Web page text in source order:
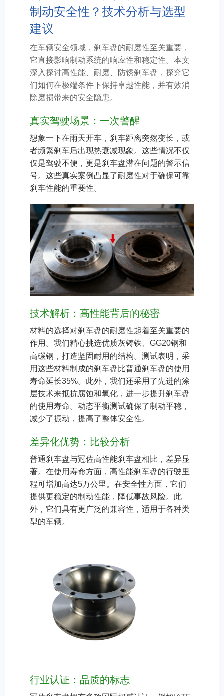
制动安全性？技术分析与选型
建议
在车辆安全领域，刹车盘的耐磨性至关重要，
它直接影响制动系统的响应性和稳定性。本文
深入探讨高性能、耐磨、防锈刹车盘，探究它
们如何在极端条件下保持卓越性能，并有效消
除磨损带来的安全隐患。
真实驾驶场景：一次警醒
想象一下在雨天开车，刹车距离突然变长，或
者频繁刹车后出现热衰减现象。这些情况不仅
仅是驾驶不便，更是刹车盘潜在问题的警示信
号。这些真实案例凸显了耐磨性对于确保可靠
刹车性能的重要性。
技术解析：高性能背后的秘密
材料的选择对刹车盘的耐磨性起着至关重要的
作用。我们精心挑选优质灰铸铁、GG20钢​​和
高碳钢，打造坚固耐用的结构。测试表明，采
用这些材料制成的刹车盘比普通刹车盘的使用
寿命延长35%。此外，我们还采用了先进的涂
层技术来抵抗腐蚀和氧化，进一步提升刹车盘
的使用寿命。动态平衡测试确保了制动平稳，
减少了振动，提高了整体安全性。
差异化优势：比较分析
普通刹车盘与冠佐高性能刹车盘相比，差异显
著。在使用寿命方面，高性能刹车盘的行驶里
程可增加高达5万公里。在安全性方面，它们
提供更稳定的制动性能，降低事故风险。此
外，它们具有更广泛的兼容性，适用于各种类
型的车辆。
行业认证：品质的标志